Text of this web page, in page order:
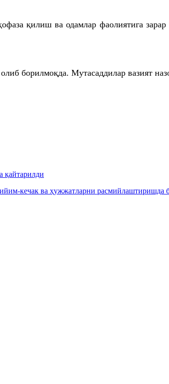
қилиш ва одамлар фаолиятига
борилмоқда. Мутасаддилар вазият
қайтарилди
кечак ва ҳужжатларни расмийлаштиришда